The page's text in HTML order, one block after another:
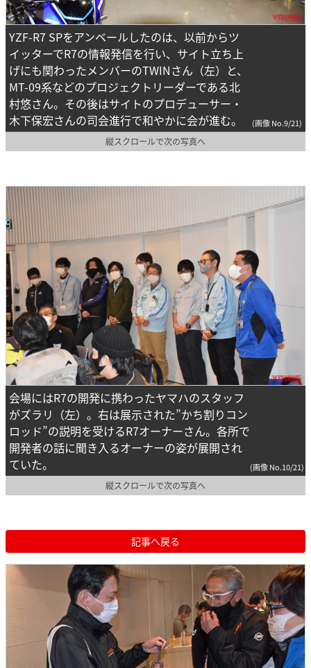
YZF-R7 SPをアンベールしたのは、以前からツ
イッターでR7の情報発信を行い、サイト立ち上
げにも関わったメンバーのTWINさん（左）と、
MT-09系などのプロジェクトリーダーである北
村悠さん。その後はサイトのプロデューサー・
木下保宏さんの司会進行で和やかに会が進む。
(画像 No.9/21)
縦スクロールで次の写真へ
会場にはR7の開発に携わったヤマハのスタッフ
がズラリ（左）。右は展示された”かち割りコン
ロッド”の説明を受けるR7オーナーさん。各所で
開発者の話に聞き入るオーナーの姿が展開され
ていた。
(画像 No.10/21)
縦スクロールで次の写真へ
記事へ戻る